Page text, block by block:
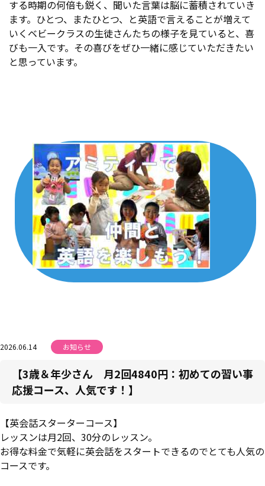
する時期の何倍も鋭く、聞いた言葉は脳に蓄積されていき
ます。ひとつ、またひとつ、と英語で言えることが増えて
いくベビークラスの生徒さんたちの様子を見ていると、喜
びも一入です。その喜びをぜひ一緒に感じていただきたい
と思っています。
2026.06.14 お知らせ
【3歳＆年少さん 月2回4840円：初めての習い事
応援コース、人気です！】
【英会話スターターコース】
レッスンは月2回、30分のレッスン。
お得な料金で気軽に英会話をスタートできるのでとても人気の
コースです。